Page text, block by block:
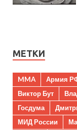
МЕТКИ
MMA Армия
Виктор Бут
Госдума
МИД России